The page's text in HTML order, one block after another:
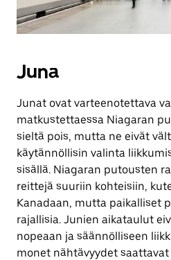
Juna
Junat ovat varteenotettava
matkustettaessa Niagaran
sieltä pois, mutta ne eivät
käytännöllisin valinta
sisällä. Niagaran putousten
reittejä suuriin kohteisiin,
Kanadaan, mutta paikalliset
rajallisia. Junien aikataulut
nopeaan ja säännölliseen
monet nähtävyydet